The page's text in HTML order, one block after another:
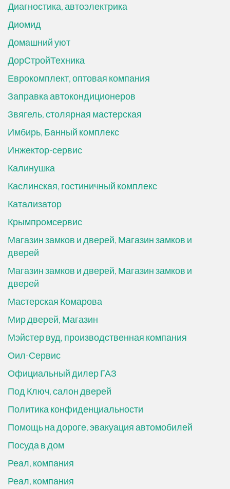
Диагностика, автоэлектрика
Диомид
Домашний уют
ДорСтройТехника
Еврокомплект, оптовая компания
Заправка автокондиционеров
Звягель, столярная мастерская
Имбирь, Банный комплекс
Инжектор-сервис
Калинушка
Каслинская, гостиничный комплекс
Катализатор
Крымпромсервис
Магазин замков и дверей, Магазин замков и
дверей
Магазин замков и дверей, Магазин замков и
дверей
Мастерская Комарова
Мир дверей, Магазин
Мэйстер вуд, производственная компания
Оил-Сервис
Официальный дилер ГАЗ
Под Ключ, салон дверей
Политика конфиденциальности
Помощь на дороге, эвакуация автомобилей
Посуда в дом
Реал, компания
Реал, компания